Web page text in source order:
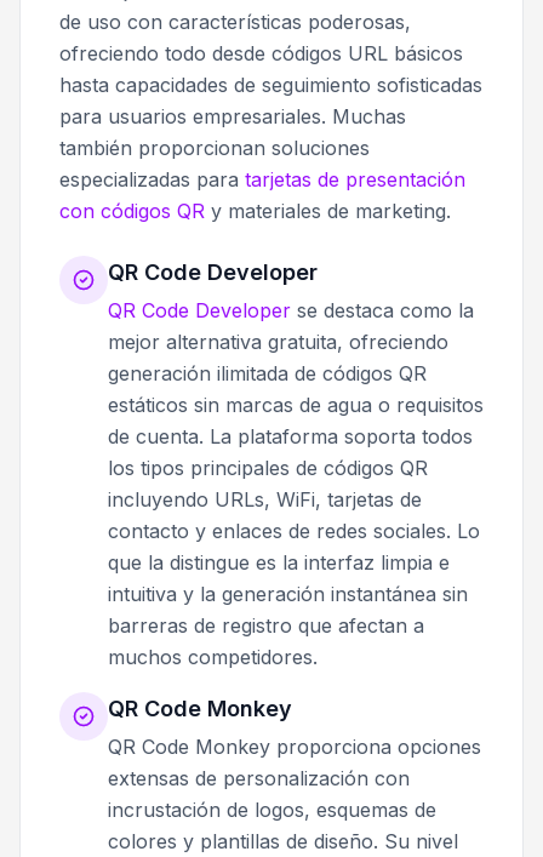
de uso con características poderosas,
ofreciendo todo desde códigos URL básicos
hasta capacidades de seguimiento sofisticadas
para usuarios empresariales. Muchas
también proporcionan soluciones
especializadas para tarjetas de presentación
con códigos QR y materiales de marketing.
QR Code Developer
QR Code Developer se destaca como la
mejor alternativa gratuita, ofreciendo
generación ilimitada de códigos QR
estáticos sin marcas de agua o requisitos
de cuenta. La plataforma soporta todos
los tipos principales de códigos QR
incluyendo URLs, WiFi, tarjetas de
contacto y enlaces de redes sociales. Lo
que la distingue es la interfaz limpia e
intuitiva y la generación instantánea sin
barreras de registro que afectan a
muchos competidores.
QR Code Monkey
QR Code Monkey proporciona opciones
extensas de personalización con
incrustación de logos, esquemas de
colores y plantillas de diseño. Su nivel